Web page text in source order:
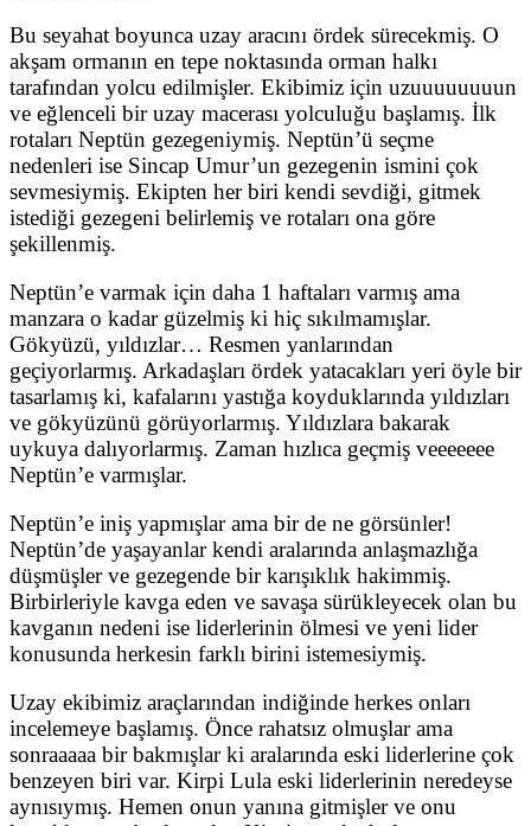
Bu seyahat boyunca uzay aracını ördek sürecekmiş. O
akşam ormanın en tepe noktasında orman halkı
tarafından yolcu edilmişler. Ekibimiz için uzuuuuuuuun
ve eğlenceli bir uzay macerası yolculuğu başlamış. İlk
rotaları Neptün gezegeniymiş. Neptün’ü seçme
nedenleri ise Sincap Umur’un gezegenin ismini çok
sevmesiymiş. Ekipten her biri kendi sevdiği, gitmek
istediği gezegeni belirlemiş ve rotaları ona göre
şekillenmiş.
Neptün’e varmak için daha 1 haftaları varmış ama
manzara o kadar güzelmiş ki hiç sıkılmamışlar.
Gökyüzü, yıldızlar… Resmen yanlarından
geçiyorlarmış. Arkadaşları ördek yatacakları yeri öyle bir
tasarlamış ki, kafalarını yastığa koyduklarında yıldızları
ve gökyüzünü görüyorlarmış. Yıldızlara bakarak
uykuya dalıyorlarmış. Zaman hızlıca geçmiş veeeeeee
Neptün’e varmışlar.
Neptün’e iniş yapmışlar ama bir de ne görsünler!
Neptün’de yaşayanlar kendi aralarında anlaşmazlığa
düşmüşler ve gezegende bir karışıklık hakimmiş.
Birbirleriyle kavga eden ve savaşa sürükleyecek olan bu
kavganın nedeni ise liderlerinin ölmesi ve yeni lider
konusunda herkesin farklı birini istemesiymiş.
Uzay ekibimiz araçlarından indiğinde herkes onları
incelemeye başlamış. Önce rahatsız olmuşlar ama
sonraaaaa bir bakmışlar ki aralarında eski liderlerine çok
benzeyen biri var. Kirpi Lula eski liderlerinin neredeyse
aynısıymış. Hemen onun yanına gitmişler ve onu